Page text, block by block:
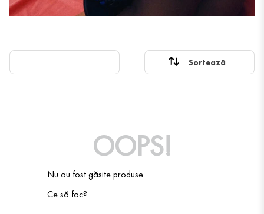
OOPS!
Nu au fost găsite produse
Ce să fac?